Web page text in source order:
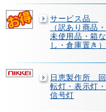
サービス品
（訳あり商品・
未使用品・箱な
し・倉庫置き）
日恵製作所 回
転灯・表示灯・
信号灯